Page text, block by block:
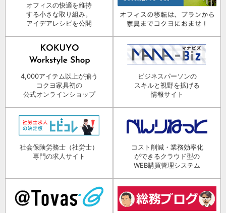
オフィスの快適を維持
する小さな取り組み。
アイデアレシピを公開
4,000アイテム以上が揃う
コクヨ家具初の
公式オンラインショップ
ビジネスパーソンの
スキルと視野を拡げる
情報サイト
社会保険労務士（社労士）
専門の求人サイト
コスト削減・業務効率化
ができるクラウド型の
WEB購買管理システム